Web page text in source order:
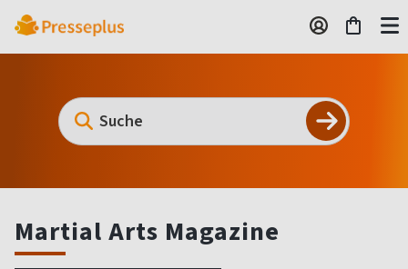
Martial Arts Magazine